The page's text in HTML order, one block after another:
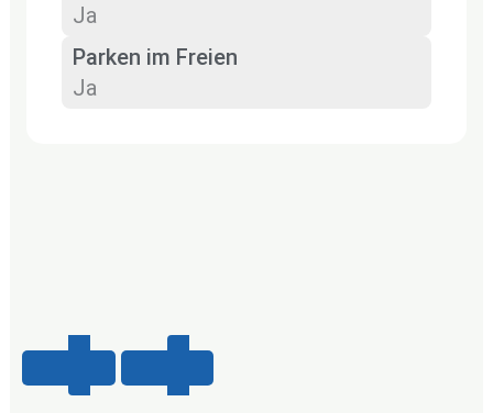
Ja
Parken im Freien
Ja